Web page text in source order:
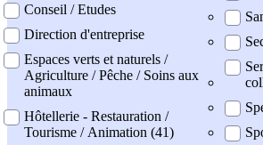
Conseil / Etudes
Direction d'entreprise
Espaces verts et naturels /
Agriculture / Pêche / Soins aux
animaux
Hôtellerie - Restauration /
Tourisme / Animation (41)